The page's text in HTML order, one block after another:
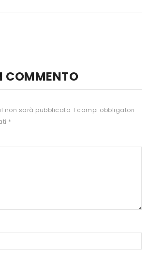
COMMENTO
non sarà pubblicato. I campi obbligatori
*